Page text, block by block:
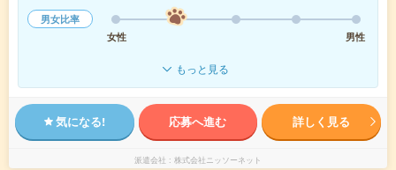
男女比率
女性
男性
もっと見る
気になる! 応募へ進む 詳しく見る
派遣会社 株式会社ニッソーネット